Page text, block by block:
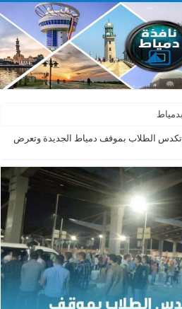
تكدس الطلاب بموقف دمياط الجديدة وتعرض